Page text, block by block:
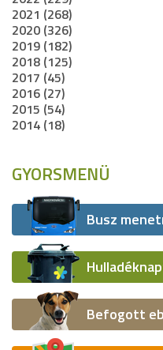
2021 (268)
2020 (326)
2019 (182)
2018 (125)
2017 (45)
2016 (27)
2015 (54)
2014 (18)
GYORSMENÜ
Busz
Befogott